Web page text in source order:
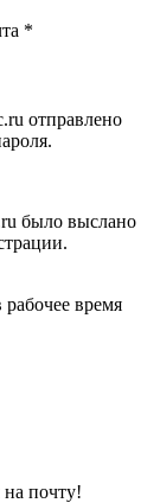
*
отправлено
было выслано
время
почту!